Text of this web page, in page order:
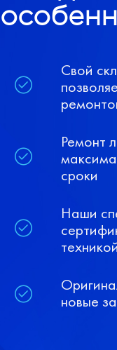
Свой
Ремонт
сроки
Наши
новые